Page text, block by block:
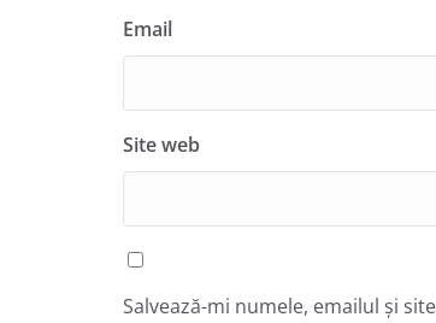
Email
Site web
Salvează-mi numele, emailul și